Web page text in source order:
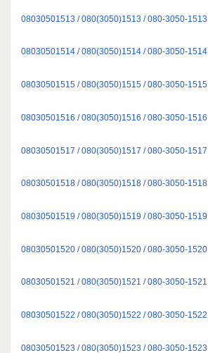
08030501513 / 080(3050)1513 / 080-3050-1513
08030501514 / 080(3050)1514 / 080-3050-1514
08030501515 / 080(3050)1515 / 080-3050-1515
08030501516 / 080(3050)1516 / 080-3050-1516
08030501517 / 080(3050)1517 / 080-3050-1517
08030501518 / 080(3050)1518 / 080-3050-1518
08030501519 / 080(3050)1519 / 080-3050-1519
08030501520 / 080(3050)1520 / 080-3050-1520
08030501521 / 080(3050)1521 / 080-3050-1521
08030501522 / 080(3050)1522 / 080-3050-1522
08030501523 / 080(3050)1523 / 080-3050-1523